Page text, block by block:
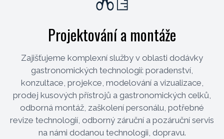
Projektování a montáže
Zajišťujeme komplexní služby v oblasti dodávky
gastronomických technologií: poradenství,
konzultace, projekce, modelování a vizualizace,
prodej kusových přístrojů a gastronomických celků,
odborná montáž, zaškolení personálu, potřebné
revize technologií, odborný záruční a pozáruční servis
na námi dodanou technologii, dopravu.